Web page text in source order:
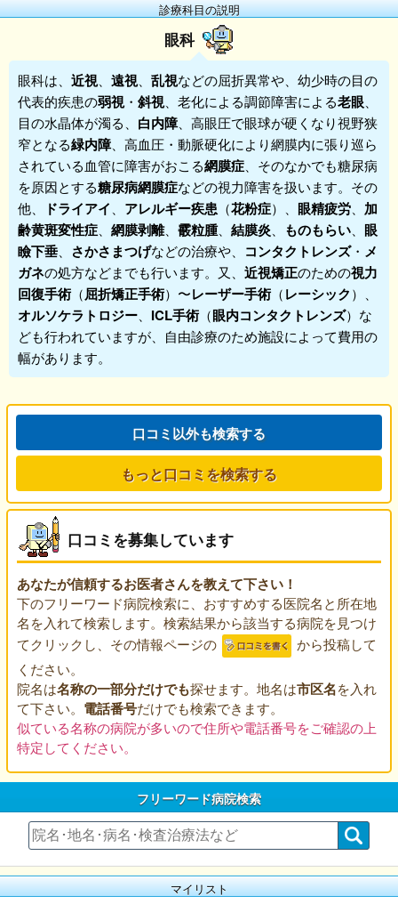
診療科目の説明
眼科
眼科は、 近視 遠視 乱視などの屈折異常や、幼少時の目の
代表的疾患の弱視 ・ 斜視 、老化による調節障害による老眼
目の水晶体が濁る、 白内障、高眼圧で眼球が硬くなり視野狭
窄となる緑内障、高血圧・動脈硬化により網膜内に張り巡ら
されている血管に障害がおこる網膜症 、そのなかでも糖尿病
を原因とする糖尿病網膜症などの視力障害を扱います。その
他、
ドライアイ アレルギー疾患 （花粉症）、 眼精疲労
加
齢黄斑変性症
網膜剥離、 霰粒腫、 結膜炎 ものもらい
眼
瞼下垂
さかさまつげなどの治療や、 コンタクトレンズ・ メ
ガネの処方などまでも行います。又、 近視矯正のための視力
回復手術（屈折矯正手術）〜レーザー手術（レーシック）、
オルソケラトロジー ICL手術（眼内コンタクトレンズ）な
ども行われていますが、自由診療のため施設によって費用の
幅があります。
口コミ以外も検索する
もっと口コミを検索する
口コミを募集しています
あなたが信頼するお医者さんを教えて下さい！
下のフリーワード病院検索に、おすすめする医院名と所在地
名を入れて検索します。検索結果から該当する病院を見つけ
てクリックし、その情報ページの
から投稿して
ください。
院名は名称の一部分だけでも探せます。地名は市区名を入れ
て下さい。 電話番号だけでも検索できます。
似ている名称の病院が多いので住所や電話番号をご確認の上
特定してください。
フリーワード病院検索
マイリスト